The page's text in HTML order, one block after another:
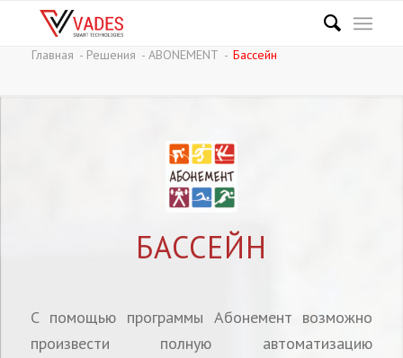
Главная - Решения - ABONEMENT - Бассейн
БАССЕЙН
С помощью программы Абонемент возможно
произвести полную автоматизацию